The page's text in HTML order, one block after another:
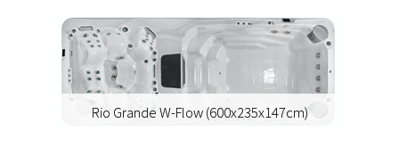
Rio Grande W-Flow (600x235x147cm)
Rio Grande W-Flow (600x235x147cm)